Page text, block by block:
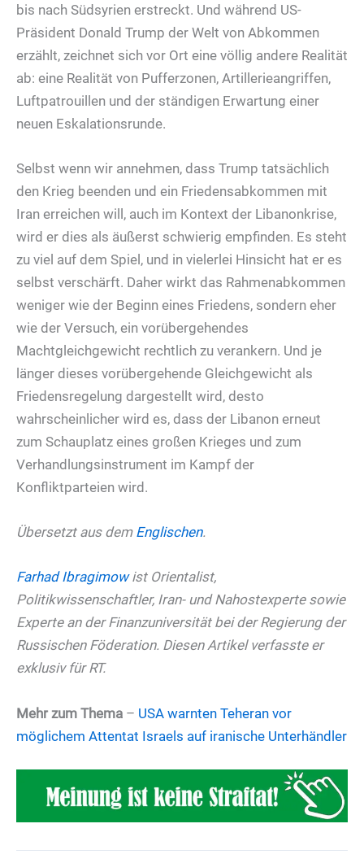
bis nach Südsyrien erstreckt. Und während US-
Präsident Donald Trump der Welt von Abkommen
erzählt, zeichnet sich vor Ort eine völlig andere Realität
ab: eine Realität von Pufferzonen, Artillerieangriffen,
Luftpatrouillen und der ständigen Erwartung einer
neuen Eskalationsrunde.
Selbst wenn wir annehmen, dass Trump tatsächlich
den Krieg beenden und ein Friedensabkommen mit
Iran erreichen will, auch im Kontext der Libanonkrise,
wird er dies als äußerst schwierig empfinden. Es steht
zu viel auf dem Spiel, und in vielerlei Hinsicht hat er es
selbst verschärft. Daher wirkt das Rahmenabkommen
weniger wie der Beginn eines Friedens, sondern eher
wie der Versuch, ein vorübergehendes
Machtgleichgewicht rechtlich zu verankern. Und je
länger dieses vorübergehende Gleichgewicht als
Friedensregelung dargestellt wird, desto
wahrscheinlicher wird es, dass der Libanon erneut
zum Schauplatz eines großen Krieges und zum
Verhandlungsinstrument im Kampf der
Konfliktparteien wird.
Übersetzt aus dem Englischen.
Farhad Ibragimowist Orientalist,
Politikwissenschaftler, Iran- und Nahostexperte sowie
Experte an der Finanzuniversität bei der Regierung der
Russischen Föderation. Diesen Artikel verfasste er
exklusiv für RT.
Mehr zum Thema – USA warnten Teheran vor
möglichem Attentat Israels auf iranische Unterhändler